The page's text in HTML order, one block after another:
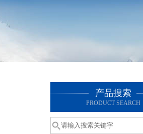
产品搜索
PRODUCT SEARCH